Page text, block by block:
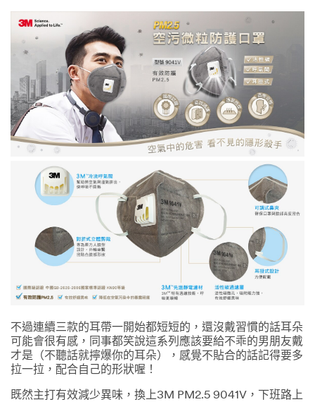
不過連續三款的耳帶一開始都短短的，還沒戴習慣的話耳朵
可能會很有感，同事都笑說這系列應該要給不乖的男朋友戴
才是（不聽話就擰爆你的耳朵），感覺不貼合的話記得要多
拉一拉，配合自己的形狀喔！
既然主打有效減少異味，換上3M PM2.5 9041V，下班路上